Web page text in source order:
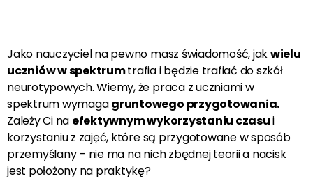
Jako nauczyciel na pewno masz świadomość, jakwielu
uczniów w spektrumtrafia i będzie trafiać do szkół
neurotypowych. Wiemy, że praca z uczniami w
spektrum wymagagruntowego przygotowania.
Zależy Ci na efektywnym wykorzystaniu czasui
korzystaniu z zajęć, które są przygotowane w sposób
przemyślany – nie ma na nich zbędnej teorii a nacisk
jest położony na praktykę?